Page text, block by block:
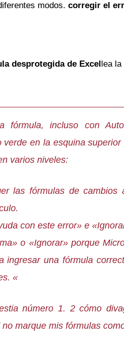
modos. corregir el
desprotegida de Excellea la
fórmula, incluso con
en la esquina
varios niveles:
las fórmulas de cambios
con este error» e
o «Ignorar» porque
ingresar una fórmula
«
número 1. 2 cómo
marque mis fórmulas